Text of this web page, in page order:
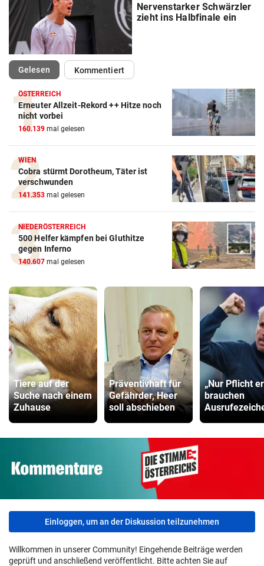
Nervenstarker Schwärzler
zieht ins Halbfinale ein
Gelesen(ausgewählt)Kommentiert
ÖSTERREICH
Erneuter Allzeit-Rekord ++ Hitze noch
nicht vorbei
160.139 mal gelesen
WIEN
Cobra stürmt Dorotheum, Täter ist
verschwunden
141.353 mal gelesen
NIEDERÖSTERREICH
500 Helfer kämpfen bei Gluthitze
gegen Inferno
140.607 mal gelesen
Tiere auf der
Suche nach einem
Zuhause
Präventivhaft für
Gefährder, Heer
soll abschieben
„Nur Pflicht
brauchen
Einloggen, um an der Diskussion teilzunehmen
Willkommen in unserer Community! Eingehende Beiträge werden
geprüft und anschließend veröffentlicht. Bitte achten Sie auf